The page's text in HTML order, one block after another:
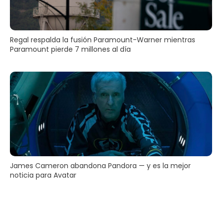
Regal respalda la fusión Paramount-Warner mientras
Paramount pierde 7 millones al día
James Cameron abandona Pandora — y es la mejor
noticia para Avatar